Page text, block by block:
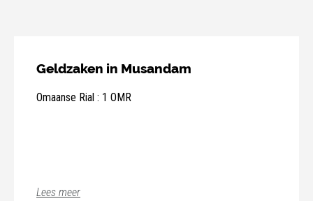
Geldzaken in Musandam
Omaanse Rial : 1 OMR
Lees meer